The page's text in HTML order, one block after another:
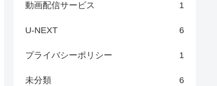
動画配信サービス 1
U-NEXT 6
プライバシーポリシー 1
未分類 6